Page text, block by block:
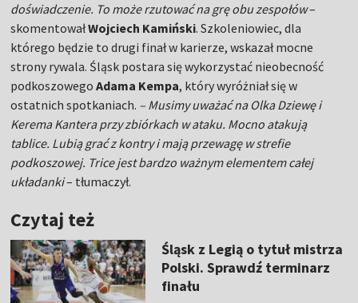
doświadczenie. To może rzutować na grę obu zespołów–
skomentowałWojciech Kamiński. Szkoleniowiec, dla
którego będzie to drugi finał w karierze, wskazał mocne
strony rywala. Śląsk postara się wykorzystać nieobecność
podkoszowegoAdama Kempa, który wyróżniał się w
ostatnich spotkaniach. – Musimy uważać na Olka Dziewę i
Kerema Kantera przy zbiórkach w ataku. Mocno atakują
tablice. Lubią grać z kontry i mają przewagę w strefie
podkoszowej. Trice jest bardzo ważnym elementem całej
układanki– tłumaczył.
Czytaj też
Śląsk z Legią o tytuł mistrza
Polski. Sprawdź terminarz
finału